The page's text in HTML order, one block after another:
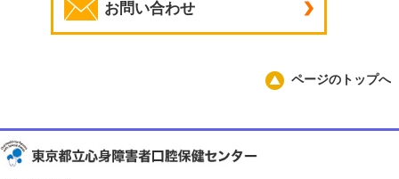
お問い合わせ
ページのトップへ